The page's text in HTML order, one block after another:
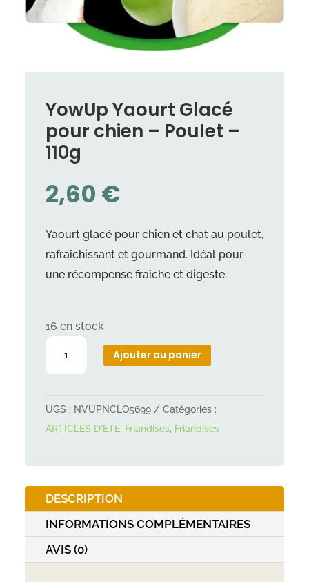
YowUp Yaourt Glacé
pour chien – Poulet –
110g
2,60 €
Yaourt glacé pour chien et chat au poulet,
rafraîchissant et gourmand. Idéal pour
une récompense fraîche et digeste.
16 en stock
Yaourt
Glacé
Poulet
-
110g
Ajouter au panier
UGS : NVUPNCLO5699
Catégories :
ARTICLES D'ETE, Friandises, Friandises
DESCRIPTION
INFORMATIONS COMPLÉMENTAIRES
AVIS (0)